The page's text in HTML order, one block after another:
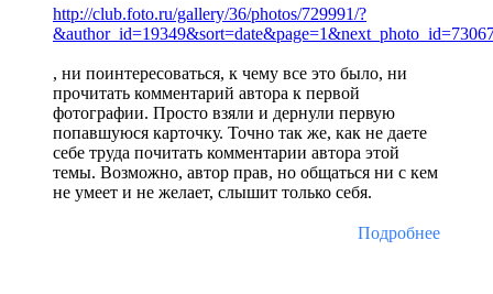
http://club.foto.ru/gallery/36/photos/729991/?
, ни поинтересоваться, к чему все это было, ни
прочитать комментарий автора к первой
фотографии. Просто взяли и дернули первую
попавшуюся карточку. Точно так же, как не даете
себе труда почитать комментарии автора этой
темы. Возможно, автор прав, но общаться ни с кем
не умеет и не желает, слышит только себя.
Подробнее